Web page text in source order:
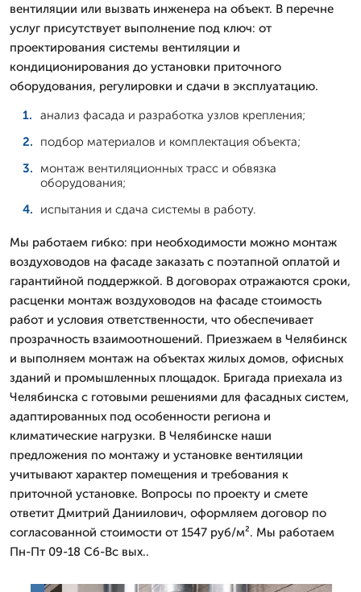
вентиляции или вызвать инженера на объект. В перечне
услуг присутствует выполнение под ключ: от
проектирования системы вентиляции и
кондиционирования до установки приточного
оборудования, регулировки и сдачи в эксплуатацию.
анализ фасада и разработка узлов крепления;
подбор материалов и комплектация объекта;
монтаж вентиляционных трасс и обвязка
оборудования;
испытания и сдача системы в работу.
Мы работаем гибко: при необходимости можно монтаж
воздуховодов на фасаде заказать с поэтапной оплатой и
гарантийной поддержкой. В договорах отражаются сроки,
расценки монтаж воздуховодов на фасаде стоимость
работ и условия ответственности, что обеспечивает
прозрачность взаимоотношений. Приезжаем в Челябинск
и выполняем монтаж на объектах жилых домов, офисных
зданий и промышленных площадок. Бригада приехала из
Челябинска с готовыми решениями для фасадных систем,
адаптированных под особенности региона и
климатические нагрузки. В Челябинске наши
предложения по монтажу и установке вентиляции
учитывают характер помещения и требования к
приточной установке. Вопросы по проекту и смете
ответит Дмитpий Даниилович, оформляем договор по
согласованной стоимости от 1547 руб/м². Мы работаем
Пн-Пт 09-18 Сб-Вс вых..